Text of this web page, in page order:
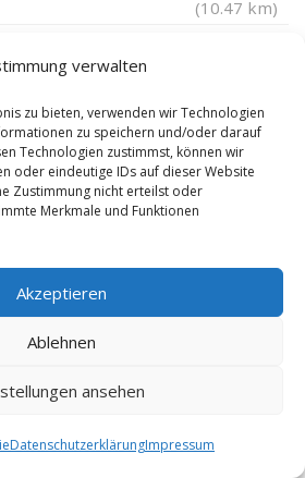
verwalten
zu bieten, verwenden wir Technologien
zu speichern und/oder darauf
Technologien zustimmst, können wir
oder eindeutige IDs auf dieser Website
Zustimmung nicht erteilst oder
Merkmale und Funktionen
Akzeptieren
Ablehnen
ansehen
DatenschutzerklärungImpressum
(10.47 km)
(10.55 km)
(10.59 km)
(10.77 km)
(10.77 km)
(10.95 km)